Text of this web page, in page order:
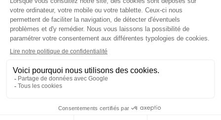
portes ouvertes véranda sur mesure
Nous Suivre